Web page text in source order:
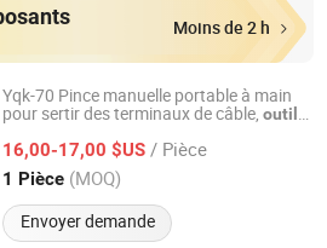
Moins de 2 h
Yqk-70 Pince manuelle portable à main
pour sertir des terminaux de câble, outil
16,00-17,00 $US / Pièce
1 Pièce (MOQ)
Envoyer demande
Tool Factory
Depuis 2025